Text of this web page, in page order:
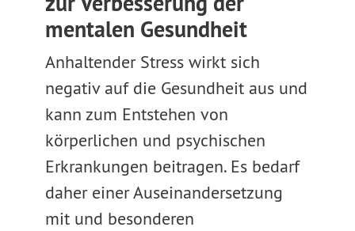
mentalen Gesundheit
Anhaltender Stress wirkt sich
negativ auf die Gesundheit aus und
kann zum Entstehen von
körperlichen und psychischen
Erkrankungen beitragen. Es bedarf
daher einer Auseinandersetzung
mit und besonderen